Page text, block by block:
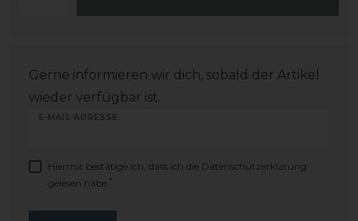
Gerne informieren wir dich, sobald der Artikel
wieder verfügbar ist.
E-MAIL-ADRESSE
Hiermit bestätige ich, dass ich die Daten­schutz­erklärung
gelesen habe. *